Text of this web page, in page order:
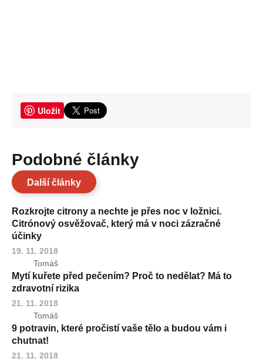
Uložit
Podobné články
Další články
Rozkrojte citrony a nechte je přes noc v ložnici.
Citrónový osvěžovač, který má v noci zázračné
účinky
19. 11. 2018
Tomáš
Mytí kuřete před pečením? Proč to nedělat? Má to
zdravotní rizika
21. 11. 2018
Tomáš
9 potravin, které pročistí vaše tělo a budou vám i
chutnat!
21. 11. 2018